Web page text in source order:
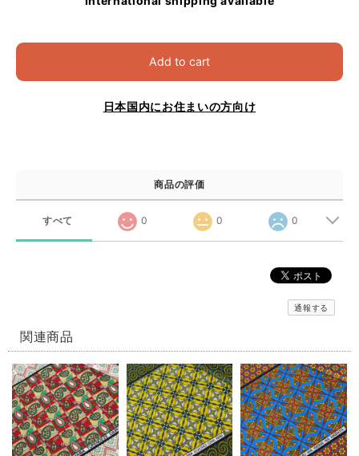
Add to cart
日本国内にお住まいの方向け
商品の評価
すべて 0 0 0
通報する
関連商品